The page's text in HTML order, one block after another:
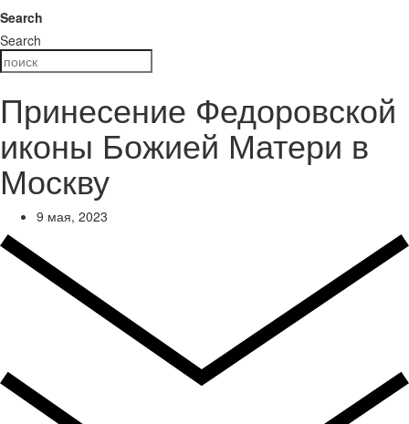
Search
Search
Принесение Федоровской
иконы Божией Матери в
Москву
9 мая, 2023